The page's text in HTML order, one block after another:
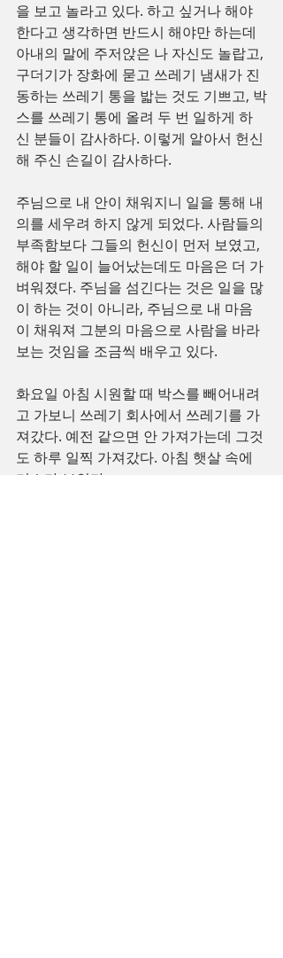
을 보고 놀라고 있다. 하고 싶거나 해야
한다고 생각하면 반드시 해야만 하는데
아내의 말에 주저앉은 나 자신도 놀랍고,
구더기가 장화에 묻고 쓰레기 냄새가 진
동하는 쓰레기 통을 밟는 것도 기쁘고, 박
스를 쓰레기 통에 올려 두 번 일하게 하
신 분들이 감사하다. 이렇게 알아서 헌신
해 주신 손길이 감사하다.
주님으로 내 안이 채워지니 일을 통해 내
의를 세우려 하지 않게 되었다. 사람들의
부족함보다 그들의 헌신이 먼저 보였고,
해야 할 일이 늘어났는데도 마음은 더 가
벼워졌다. 주님을 섬긴다는 것은 일을 많
이 하는 것이 아니라, 주님으로 내 마음
이 채워져 그분의 마음으로 사람을 바라
보는 것임을 조금씩 배우고 있다.
화요일 아침 시원할 때 박스를 빼어내려
고 가보니 쓰레기 회사에서 쓰레기를 가
져갔다. 예전 같으면 안 가져가는데 그것
도 하루 일찍 가져갔다. 아침 햇살 속에
미소가 보인다.